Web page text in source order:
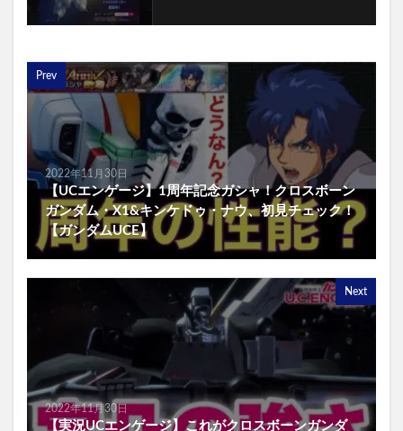
Prev
2022年11月30日
【UCエンゲージ】1周年記念ガシャ！クロスボーン
ガンダム・X1&キンケドゥ・ナウ、初見チェック！
【ガンダムUCE】
Next
2022年11月30日
【実況UCエンゲージ】これがクロスボーンガンダ